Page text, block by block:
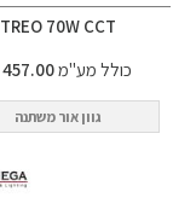
TREO 70W CCT
כולל מע"מ457.00 ₪
גוון אור משתנה